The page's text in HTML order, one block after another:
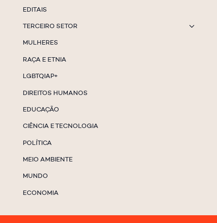
EDITAIS
TERCEIRO SETOR
MULHERES
RAÇA E ETNIA
LGBTQIAP+
DIREITOS HUMANOS
EDUCAÇÃO
CIÊNCIA E TECNOLOGIA
POLÍTICA
MEIO AMBIENTE
MUNDO
ECONOMIA